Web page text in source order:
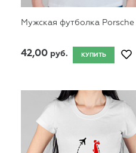
Мужская футболка Porsche
КУПИТЬ
42,00 руб.